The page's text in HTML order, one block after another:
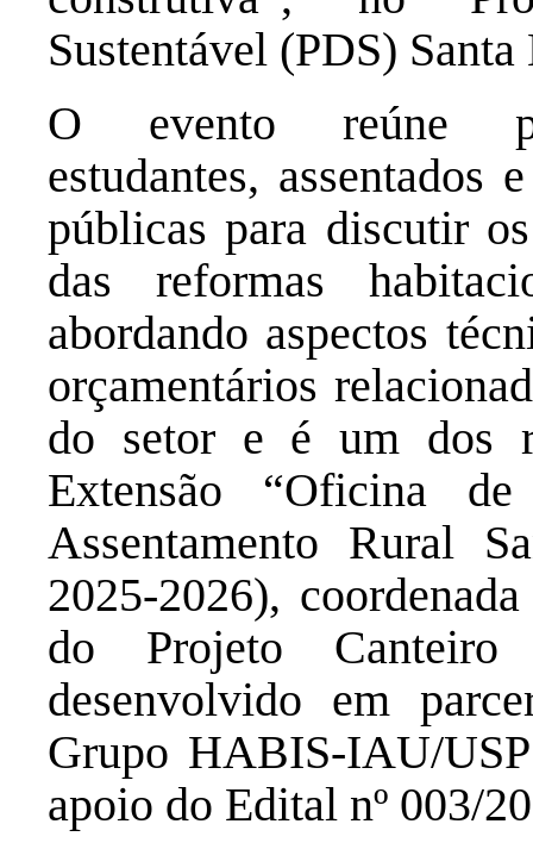
Sustentável (PDS)
O evento reúne
estudantes, assentados
públicas para discutir
das reformas
abordando aspectos
orçamentários
do setor e é um dos
Extensão “Oficina
Assentamento Rural
2025-2026),
do Projeto Canteiro
desenvolvido em
Grupo HABIS-IAU/
apoio do Edital nº 003/